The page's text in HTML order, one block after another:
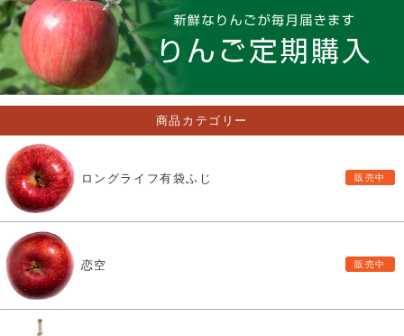
商品カテゴリー
ロングライフ有袋ふじ
恋空